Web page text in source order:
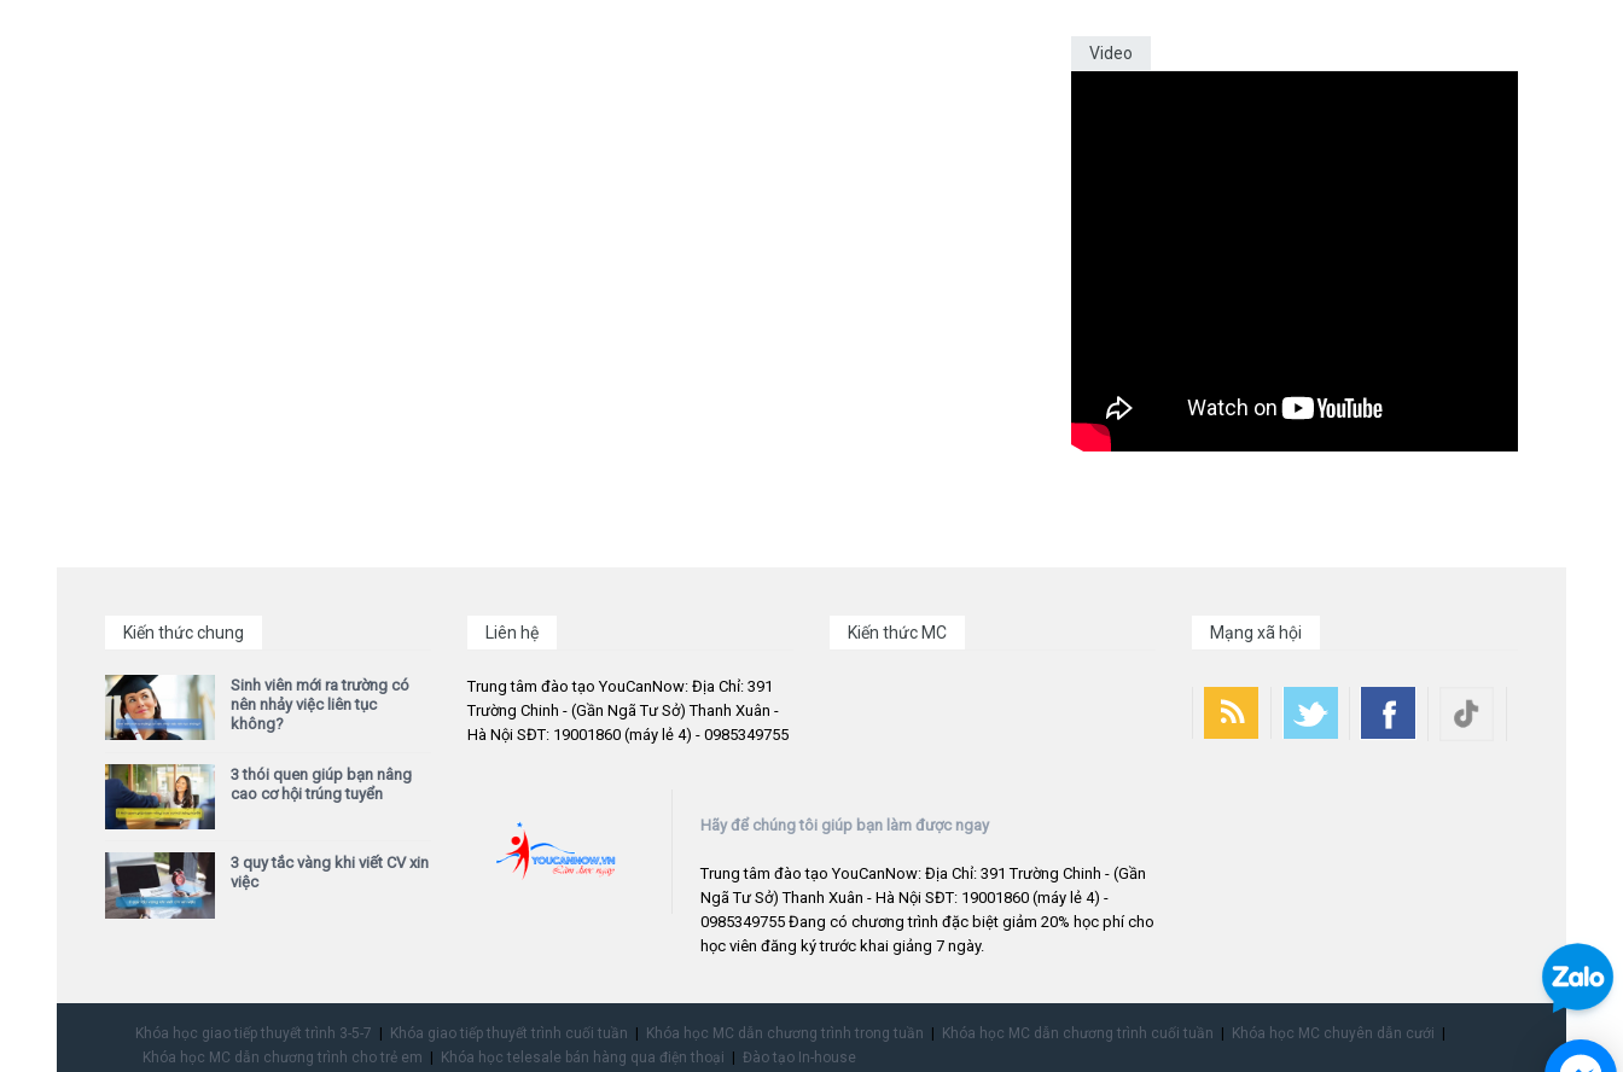
Video
Kiến thức chung
Sinh viên mới ra trường có
nên nhảy việc liên tục
không?
3 thói quen giúp bạn nâng
cao cơ hội trúng tuyển
3 quy tắc vàng khi viết CV xin
việc
Liên hệ
Trung tâm đào tạo YouCanNow: Địa Chỉ: 391
Trường Chinh - (Gần Ngã Tư Sở) Thanh Xuân -
Hà Nội SĐT: 19001860 (máy lẻ 4) - 0985349755
Kiến thức MC Mạng xã hội
Hãy để chúng tôi giúp bạn làm được ngay
Trung tâm đào tạo YouCanNow: Địa Chỉ: 391 Trường Chinh - (Gần
Ngã Tư Sở) Thanh Xuân - Hà Nội SĐT: 19001860 (máy lẻ 4) -
0985349755 Đang có chương trình đặc biệt giảm 20% học phí cho
học viên đăng ký trước khai giảng 7 ngày.
Khóa học giao tiếp thuyết trình 3-5-7 Khóa giao tiếp thuyết trình cuối tuần Khóa học MC dẫn chương trình trong tuần Khóa học MC dẫn chương trình cuối tuần
Khóa học MC chuyên dẫn cưới
Khóa học MC dẫn chương trình cho trẻ em
Khóa học telesale bán hàng qua điện thoại Đào tạo In-house